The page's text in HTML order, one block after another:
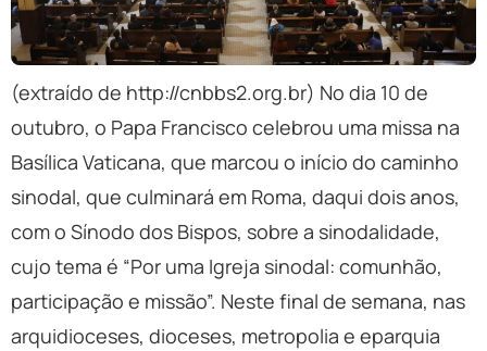
(extraído de http://cnbbs2.org.br) No dia 10 de
outubro, o Papa Francisco celebrou uma missa na
Basílica Vaticana, que marcou o início do caminho
sinodal, que culminará em Roma, daqui dois anos,
com o Sínodo dos Bispos, sobre a sinodalidade,
cujo tema é “Por uma Igreja sinodal: comunhão,
participação e missão”. Neste final de semana, nas
arquidioceses, dioceses, metropolia e eparquia